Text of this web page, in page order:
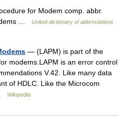
for Modem comp. abbr.
…
United dictionary of abbreviations
— (LAPM) is part of the
modems.LAPM is an error control
V.42. Like many data
of HDLC. Like the Microcom
Wikipedia